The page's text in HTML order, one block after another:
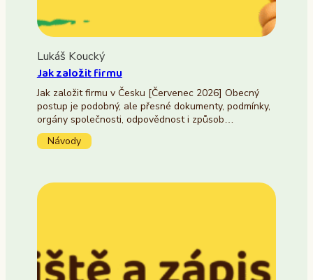
Lukáš Koucký
Jak založit firmu
Jak založit firmu v Česku [Červenec 2026] Obecný
postup je podobný, ale přesné dokumenty, podmínky,
orgány společnosti, odpovědnost i způsob…
Návody